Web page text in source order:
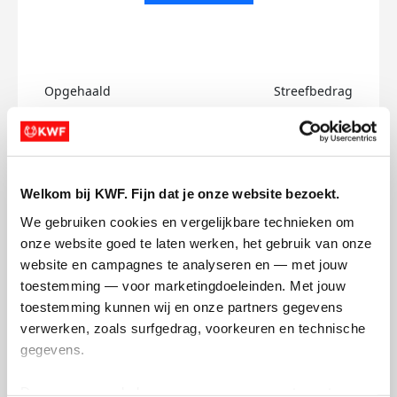
Welkom bij KWF. Fijn dat je onze website bezoekt.
We gebruiken cookies en vergelijkbare technieken om
onze website goed te laten werken, het gebruik van onze
website en campagnes te analyseren en — met jouw
toestemming — voor marketingdoeleinden. Met jouw
toestemming kunnen wij en onze partners gegevens
verwerken, zoals surfgedrag, voorkeuren en technische
gegevens.
Opgehaald Streefbedrag
Frederique's badges